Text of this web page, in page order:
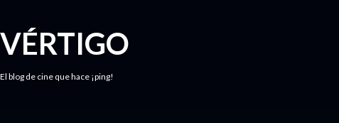
VÉRTIGO
El blog de cine que hace ¡ping!